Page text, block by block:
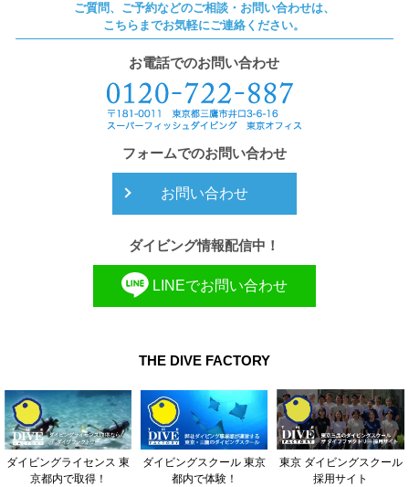
ご質問、ご予約などのご相談・お問い合わせは、
こちらまでお気軽にご連絡ください。
お電話でのお問い合わせ
フォームでのお問い合わせ
お問い合わせ
ダイビング情報配信中！
LINEでお問い合わせ
THE DIVE FACTORY
ダイビングライセンス 東
京都内で取得！
ダイビングスクール 東京
都内で体験！
東京 ダイビングスクール
採用サイト